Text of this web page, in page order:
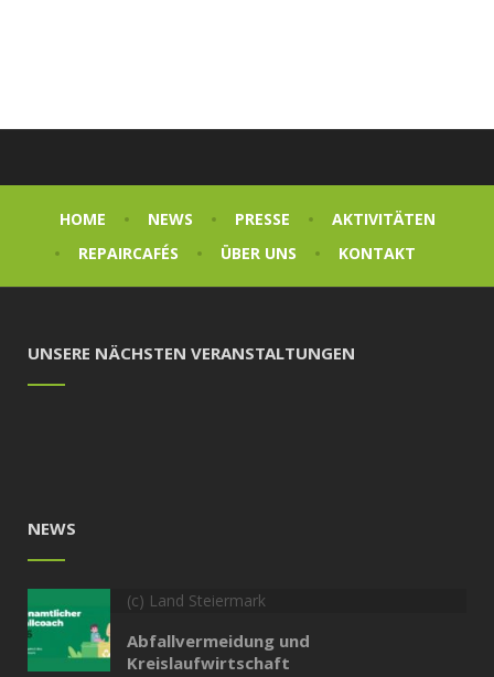
HOME NEWS PRESSE
AKTIVITÄTEN
REPAIRCAFÉS
ÜBER UNS KONTAKT
UNSERE NÄCHSTEN VERANSTALTUNGEN
NEWS
(c) Land Steiermark
Abfallvermeidung und
Kreislaufwirtschaft